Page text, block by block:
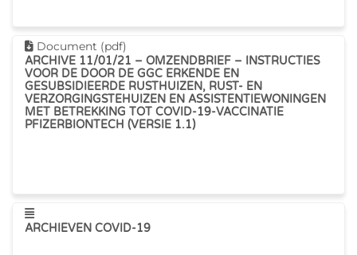
Dit document downloaden
Document (pdf)
ARCHIVE 11/01/21 – OMZENDBRIEF – INSTRUCTIES
VOOR DE DOOR DE GGC ERKENDE EN
GESUBSIDIEERDE RUSTHUIZEN, RUST- EN
VERZORGINGSTEHUIZEN EN ASSISTENTIEWONINGEN
MET BETREKKING TOT COVID-19-VACCINATIE
PFIZERBIONTECH (VERSIE 1.1)
Deze pagina tonen
ARCHIEVEN COVID-19